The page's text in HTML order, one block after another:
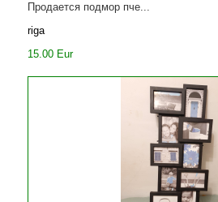
Продается подмор пче...
riga
15.00 Eur